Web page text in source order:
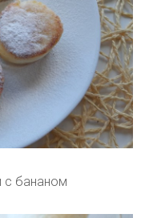
с бананом